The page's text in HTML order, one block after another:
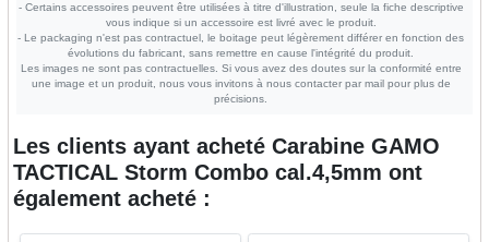
- Certains accessoires peuvent être utilisées à titre d'illustration, seule la fiche descriptive
vous indique si un accessoire est livré avec le produit.
- Le packaging n'est pas contractuel, le boitage peut légèrement différer en fonction des
évolutions du fabricant, sans remettre en cause l'intégrité du produit.
Les images ne sont pas contractuelles. Si vous avez des doutes sur la conformité entre
une image et un produit, nous vous invitons à nous contacter par mail pour plus de
précisions.
Les clients ayant acheté Carabine GAMO
TACTICAL Storm Combo cal.4,5mm ont
également acheté :